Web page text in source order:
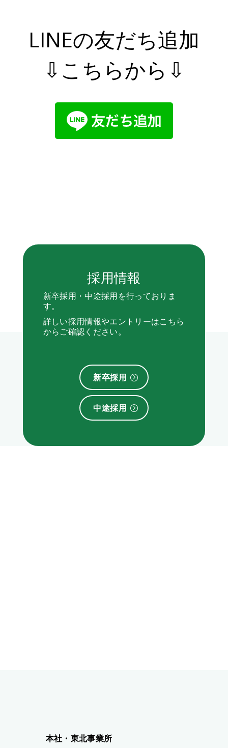
LINEの友だち追加
⇩こちらから⇩
採用情報
新卒採用・中途採用を行っておりま
す。
詳しい採用情報やエントリーはこちら
からご確認ください。
新卒採用
中途採用
本社・東北事業所